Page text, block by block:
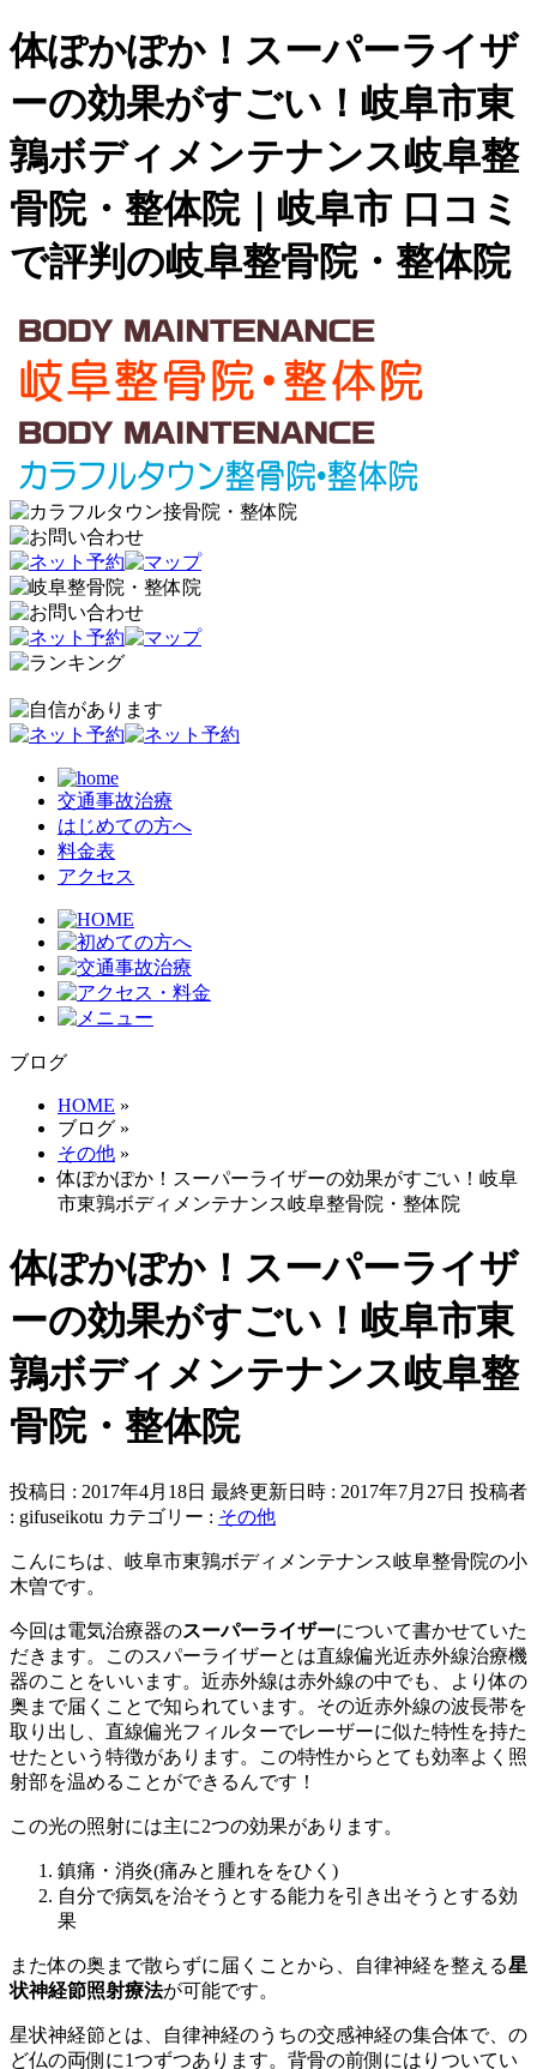
体ぽかぽか！スーパーライザ
ーの効果がすごい！岐阜市東
鶉ボディメンテナンス岐阜整
骨院・整体院｜岐阜市 口コミ
で評判の岐阜整骨院・整体院
交通事故治療
はじめての方へ
料金表
アクセス
ブログ
HOME »
ブログ »
その他 »
体ぽかぽか！スーパーライザーの効果がすごい！岐阜
市東鶉ボディメンテナンス岐阜整骨院・整体院
体ぽかぽか！スーパーライザ
ーの効果がすごい！岐阜市東
鶉ボディメンテナンス岐阜整
骨院・整体院
投稿日 : 2017年4月18日 最終更新日時 : 2017年7月27日 投稿者
: gifuseikotu カテゴリー : その他
こんにちは、岐阜市東鶉ボディメンテナンス岐阜整骨院の小
木曽です。
今回は電気治療器のスーパーライザーについて書かせていた
だきます。このスパーライザーとは直線偏光近赤外線治療機
器のことをいいます。近赤外線は赤外線の中でも、より体の
奥まで届くことで知られています。その近赤外線の波長帯を
取り出し、直線偏光フィルターでレーザーに似た特性を持た
せたという特徴があります。この特性からとても効率よく照
射部を温めることができるんです！
この光の照射には主に2つの効果があります。
鎮痛・消炎(痛みと腫れををひく)
自分で病気を治そうとする能力を引き出そうとする効
果
また体の奥まで散らずに届くことから、自律神経を整える星
状神経節照射療法が可能です。
星状神経節とは、自律神経のうちの交感神経の集合体で、の
ど仏の両側に1つずつあります。背骨の前側にはりついてい